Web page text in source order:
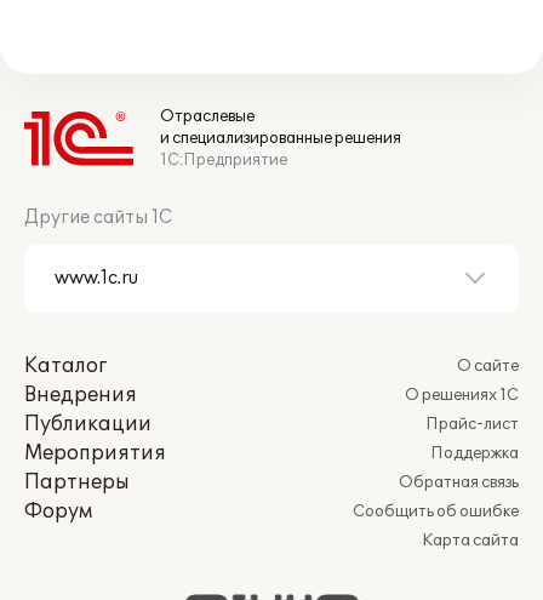
Отраслевые
и специализированные решения
1С:Предприятие
Другие сайты 1С
Каталог
Внедрения
Публикации
Мероприятия
Партнеры
Форум
О сайте
О решениях 1С
Прайс-лист
Поддержка
Обратная связь
Сообщить об ошибке
Карта сайта